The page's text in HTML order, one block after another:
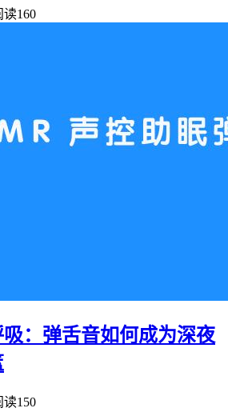
读160
：弹舌音如何成为深夜
读150